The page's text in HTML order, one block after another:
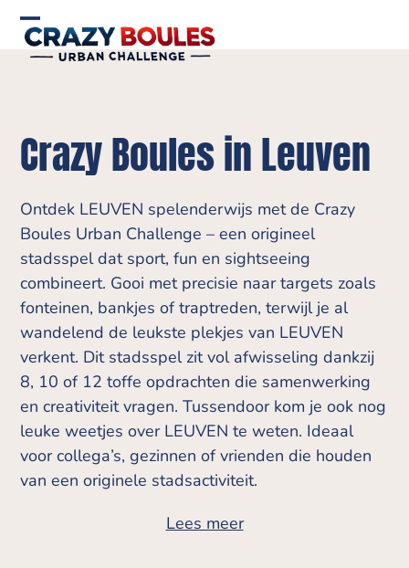
Skip
content
Open
mobile
Close
mobile
Crazy Boules in Leuven
Ontdek LEUVEN spelenderwijs met de Crazy
Boules Urban Challenge – een origineel
stadsspel dat sport, fun en sightseeing
combineert. Gooi met precisie naar targets zoals
fonteinen, bankjes of traptreden, terwijl je al
wandelend de leukste plekjes van LEUVEN
verkent. Dit stadsspel zit vol afwisseling dankzij
8, 10 of 12 toffe opdrachten die samenwerking
en creativiteit vragen. Tussendoor kom je ook nog
leuke weetjes over LEUVEN te weten. Ideaal
voor collega’s, gezinnen of vrienden die houden
van een originele stadsactiviteit.
Lees meer